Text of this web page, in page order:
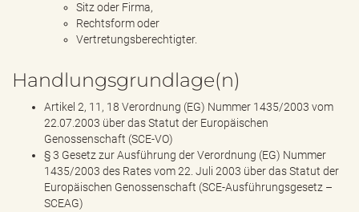
Sitz oder Firma,
Rechtsform oder
Vertretungsberechtigter.
Handlungsgrundlage(n)
Artikel 2, 11, 18 Verordnung (EG) Nummer 1435/2003 vom
22.07.2003 über das Statut der Europäischen
Genossenschaft (SCE-VO)
§ 3 Gesetz zur Ausführung der Verordnung (EG) Nummer
1435/2003 des Rates vom 22. Juli 2003 über das Statut der
Europäischen Genossenschaft (SCE-Ausführungsgesetz –
SCEAG)